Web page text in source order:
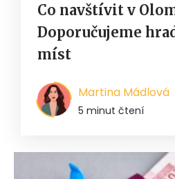
Co navštívit v
Doporučujeme
míst
Martina Mádlová
5 minut čtení